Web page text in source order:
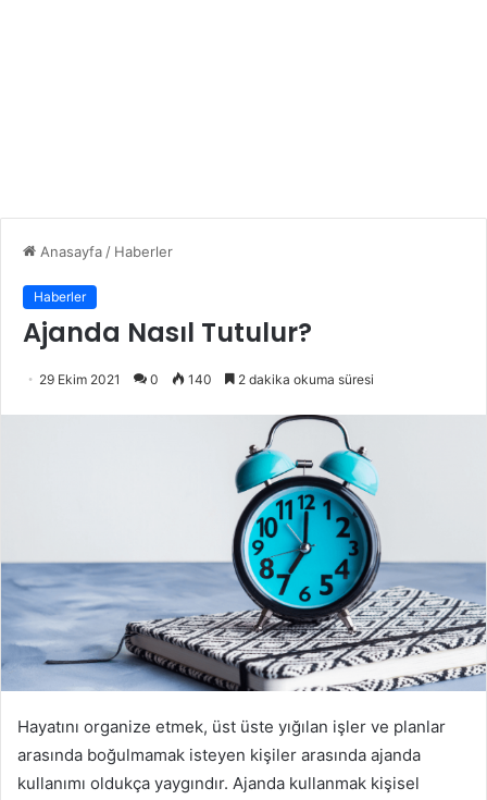
Anasayfa / Haberler
Haberler
Ajanda Nasıl Tutulur?
29 Ekim 2021 0 140 2 dakika okuma süresi
Hayatını organize etmek, üst üste yığılan işler ve planlar
arasında boğulmamak isteyen kişiler arasında ajanda
kullanımı oldukça yaygındır. Ajanda kullanmak kişisel